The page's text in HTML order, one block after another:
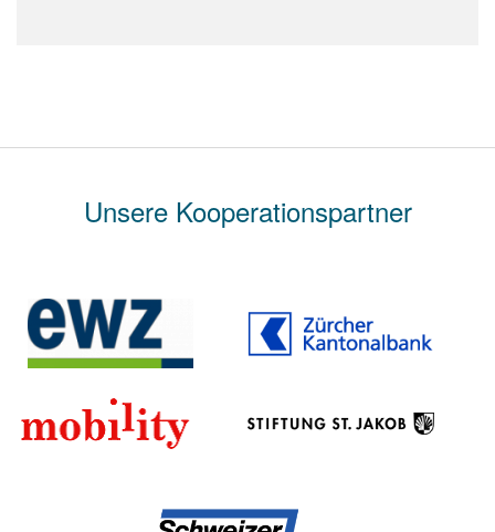
Unsere Kooperationspartner